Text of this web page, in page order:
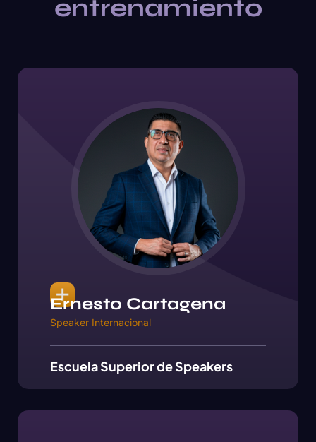
entrenamiento
Ernesto Cartagena
Speaker Internacional
Escuela Superior de Speakers